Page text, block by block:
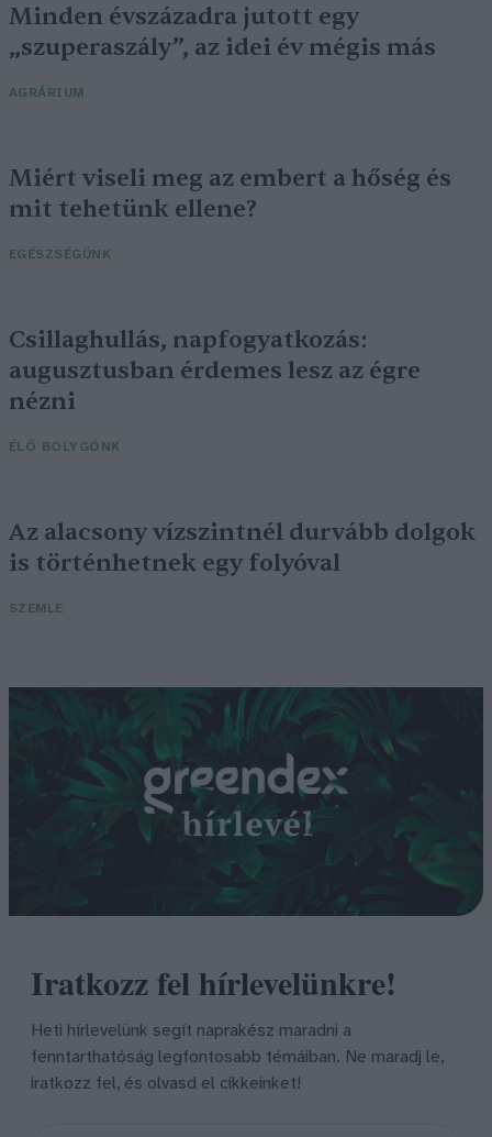
Minden évszázadra jutott egy
„szuperaszály”, az idei év mégis más
AGRÁRIUM
Miért viseli meg az embert a hőség és
mit tehetünk ellene?
EGÉSZSÉGÜNK
Csillaghullás, napfogyatkozás:
augusztusban érdemes lesz az égre
nézni
ÉLŐ BOLYGÓNK
Az alacsony vízszintnél durvább dolgok
is történhetnek egy folyóval
SZEMLE
Iratkozz fel hírlevelünkre!
Heti hírlevelünk segít naprakész maradni a
fenntarthatóság legfontosabb témáiban. Ne maradj le,
iratkozz fel, és olvasd el cikkeinket!